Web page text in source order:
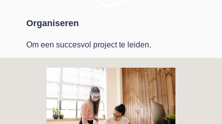
Organiseren
Om een succesvol project te leiden.